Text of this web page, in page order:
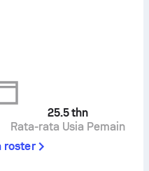
25.5thn
Rata-rata Usia Pemain
roster